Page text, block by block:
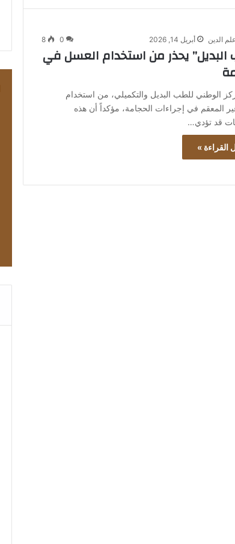
الدين أبريل 14, 2026 0
8
البديل” يحذر من استخدام العسل في
الوطني للطب البديل والتكميلي، من استخدام
المعقم في إجراءات الحجامة، مؤكداً أن هذه
قد تؤدي…
القراءة »